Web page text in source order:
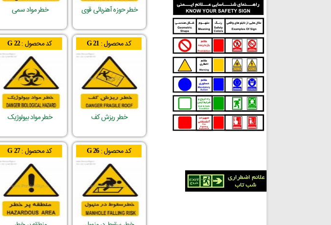
خطر حوزه آهنربائی قوی خطر مواد سمی
کد محصول :G 21
خطر ریزش کف
کد محصول :G 22
خطر مواد بیولوژیک
کد محصول :G 26 کد محصول :G 27